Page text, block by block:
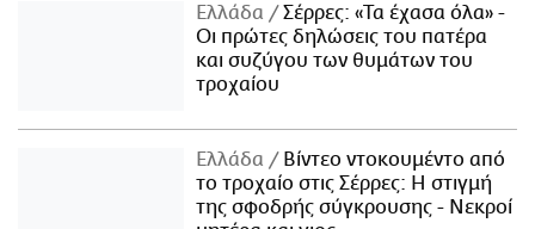
Ελλάδα
Σέρρες: «Τα έχασα όλα» -
Οι πρώτες δηλώσεις του πατέρα
και συζύγου των θυμάτων του
τροχαίου
Ελλάδα
Βίντεο ντοκουμέντο από
το τροχαίο στις Σέρρες: Η στιγμή
της σφοδρής σύγκρουσης - Νεκροί